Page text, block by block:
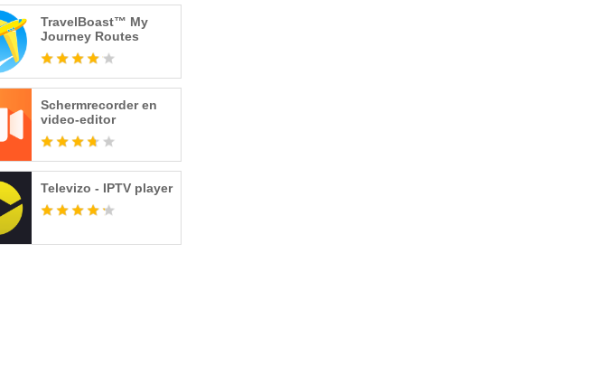
TravelBoast™ My
Journey Routes
Schermrecorder en
video-editor
Televizo - IPTV player